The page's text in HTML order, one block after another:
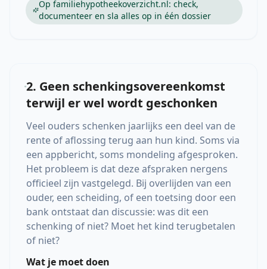
Op familiehypotheekoverzicht.nl: check,
documenteer en sla alles op in één dossier
2. Geen schenkingsovereenkomst
terwijl er wel wordt geschonken
Veel ouders schenken jaarlijks een deel van de
rente of aflossing terug aan hun kind. Soms via
een appbericht, soms mondeling afgesproken.
Het probleem is dat deze afspraken nergens
officieel zijn vastgelegd. Bij overlijden van een
ouder, een scheiding, of een toetsing door een
bank ontstaat dan discussie: was dit een
schenking of niet? Moet het kind terugbetalen
of niet?
Wat je moet doen